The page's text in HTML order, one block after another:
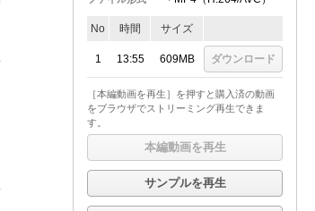
No 時間 サイズ
1 13:55 609MB ダウンロード
［本編動画を再生］を押すと購入済の動画
をブラウザでストリーミング再生できま
す。
本編動画を再生
サンプルを再生